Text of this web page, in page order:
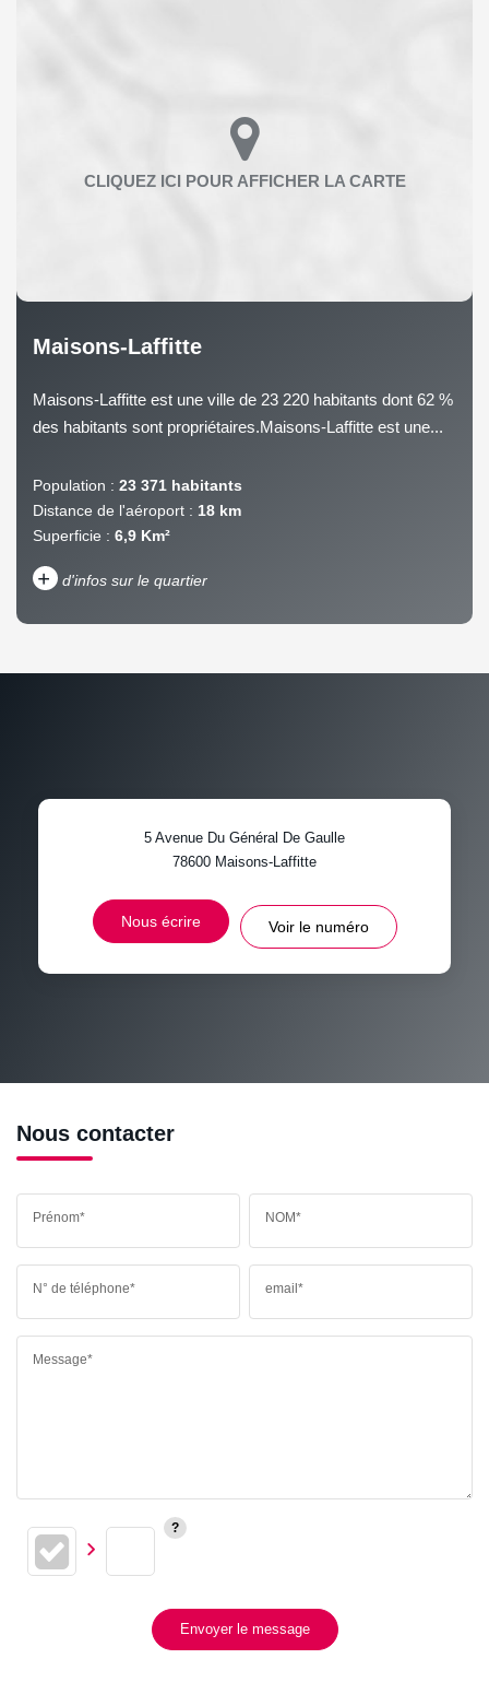
Maisons-Laffitte
Maisons-Laffitte est une ville de 23 220 habitants dont 62 %
des habitants sont propriétaires.Maisons-Laffitte est une...
Population : 23 371 habitants
Distance de l'aéroport : 18 km
Superficie : 6,9 Km²
+ d'infos sur le quartier
PART DES MÉNAGES SANS
VOITURE
DISTANCE DE L'AÉROPORT : SUPERFICIE :
RÉSULTATS DES LYCÉES
5 Avenue Du Général De Gaulle
78600 Maisons-Laffitte
Nous écrire Voir le numéro
Nous contacter
Prénom* NOM*
N° de téléphone* email*
Message*
Envoyer le message